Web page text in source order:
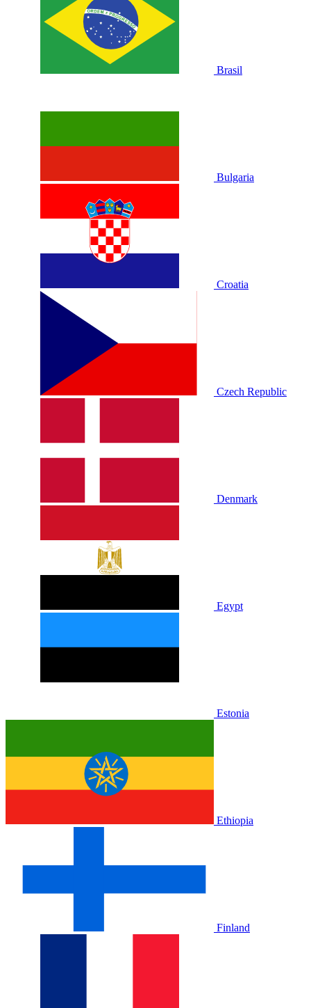
Brasil
Bulgaria
Croatia
Czech Republic
Denmark
Egypt
Estonia
Ethiopia
Finland